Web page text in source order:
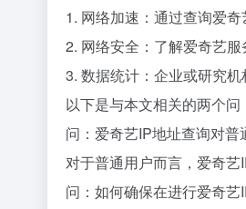
1. 网络加速：通过查询爱
2. 网络安全：了解爱奇艺
3. 数据统计：企业或研究
以下是与本文相关的两个问
问：爱奇艺IP地址查询对普
对于普通用户而言，爱奇艺
问：如何确保在进行爱奇